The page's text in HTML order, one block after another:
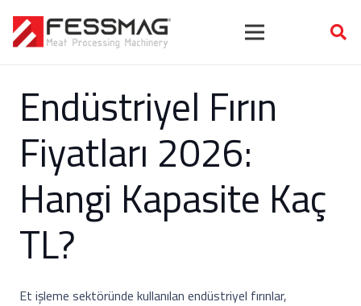
Endüstriyel Fırın
Fiyatları 2026:
Hangi Kapasite Kaç
TL?
Et işleme sektöründe kullanılan endüstriyel fırınlar,